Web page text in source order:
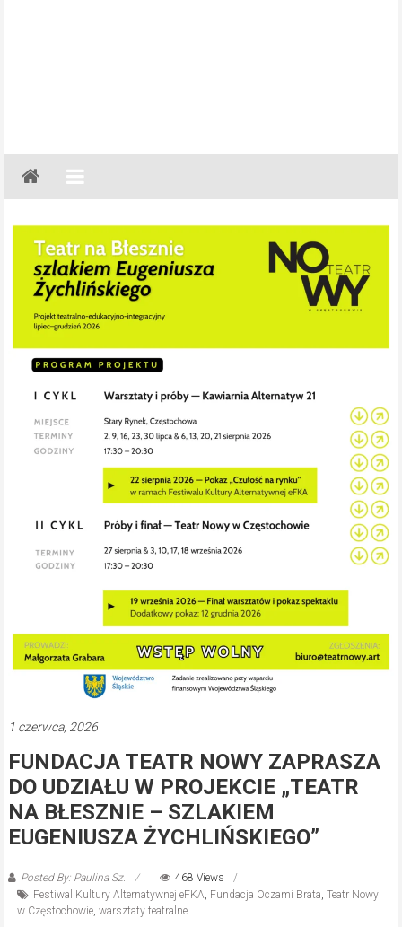
Gazeta
Regionalna
Kłobuck,
Lubliniec,
Myszków
1 czerwca, 2026
FUNDACJA TEATR NOWY ZAPRASZA
DO UDZIAŁU W PROJEKCIE „TEATR
NA BŁESZNIE – SZLAKIEM
EUGENIUSZA ŻYCHLIŃSKIEGO”
Posted By: Paulina Sz.
468 Views
Festiwal Kultury Alternatywnej eFKA, Fundacja Oczami Brata, Teatr Nowy
w Częstochowie, warsztaty teatralne